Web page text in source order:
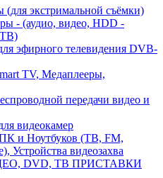
экстримальной съёмки)
- (аудио, видео, HDD -
ТВ)
эфирного телевидения DVB-
TV, Медаплееры,
передачи видео и
видеокамер
и Ноутбуков (ТВ, FM,
Устройства видеозахва
DVD, ТВ ПРИСТАВКИ